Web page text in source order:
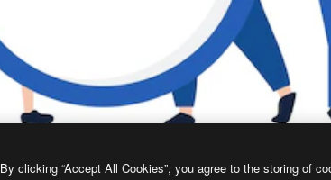
By clicking “Accept All Cookies”, you agree to the storing of